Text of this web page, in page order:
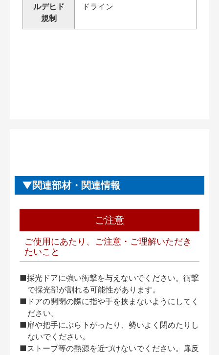
ルデヒド
規制
ドライン
関連部材・関連情報
ご注意
ご使用にあたり、ご注意・ご理解いただき
たいこと
■採光ドアに強い衝撃を与えないでください。衝撃
で採光部が割れる可能性があります。
■ドアの開閉の際に指や手を挟まないようにしてく
ださい。
■扉や把手にぶら下がったり、勢いよく閉めたりし
ないでください。
■ストーブ等の熱源を近づけないでください。扉反